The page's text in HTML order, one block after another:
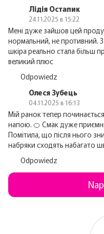
Лідія Остапик
24.11.2025 в 15:22
Мені дуже зайшов цей
нормальний, не противний. За
шкіра реально стала більш
великий плюс
Odpowiedz
Олеся Зубець
04.11.2025 в 16:13
Мій ранок тепер
напою. 🍊 Смак дуже
Помітила, що після нього
набряки сходять набагато
Odpowiedz